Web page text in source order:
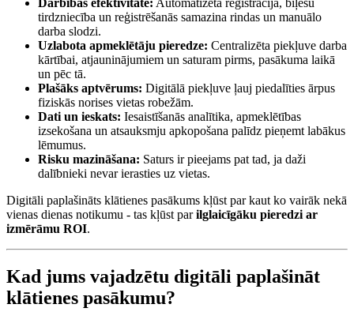
Darbības efektivitāte: Automatizēta reģistrācija, biļešu
tirdzniecība un reģistrēšanās samazina rindas un manuālo
darba slodzi.
Uzlabota apmeklētāju pieredze: Centralizēta piekļuve darba
kārtībai, atjauninājumiem un saturam pirms, pasākuma laikā
un pēc tā.
Plašāks aptvērums: Digitālā piekļuve ļauj piedalīties ārpus
fiziskās norises vietas robežām.
Dati un ieskats: Iesaistīšanās analītika, apmeklētības
izsekošana un atsauksmju apkopošana palīdz pieņemt labākus
lēmumus.
Risku mazināšana: Saturs ir pieejams pat tad, ja daži
dalībnieki nevar ierasties uz vietas.
Digitāli paplašināts klātienes pasākums kļūst par kaut ko vairāk nekā
vienas dienas notikumu - tas kļūst parilglaicīgāku pieredzi ar
izmērāmu ROI.
Kad jums vajadzētu digitāli paplašināt
klātienes pasākumu?